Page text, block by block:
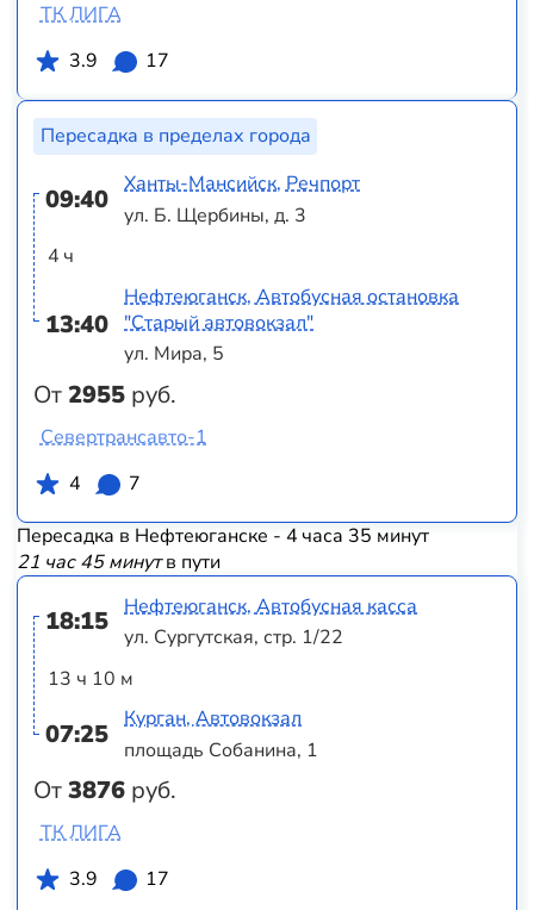
ТК ЛИГА
3.9
17
Пересадка в пределах города
09:40
4 ч
13:40
От2955 руб.
Ханты-Мансийск, Речпорт
ул. Б. Щербины, д. 3
Нефтеюганск, Автобусная остановка
"Старый автовокзал"
ул. Мира, 5
Севертрансавто-1
4
7
Пересадка в Нефтеюганске - 4 часа 35 минут
21 час 45 минутв пути
18:15
13 ч 10 м
07:25
От3876 руб.
Нефтеюганск, Автобусная касса
ул. Сургутская, стр. 1/22
Курган, Автовокзал
площадь Собанина, 1
ТК ЛИГА
3.9
17